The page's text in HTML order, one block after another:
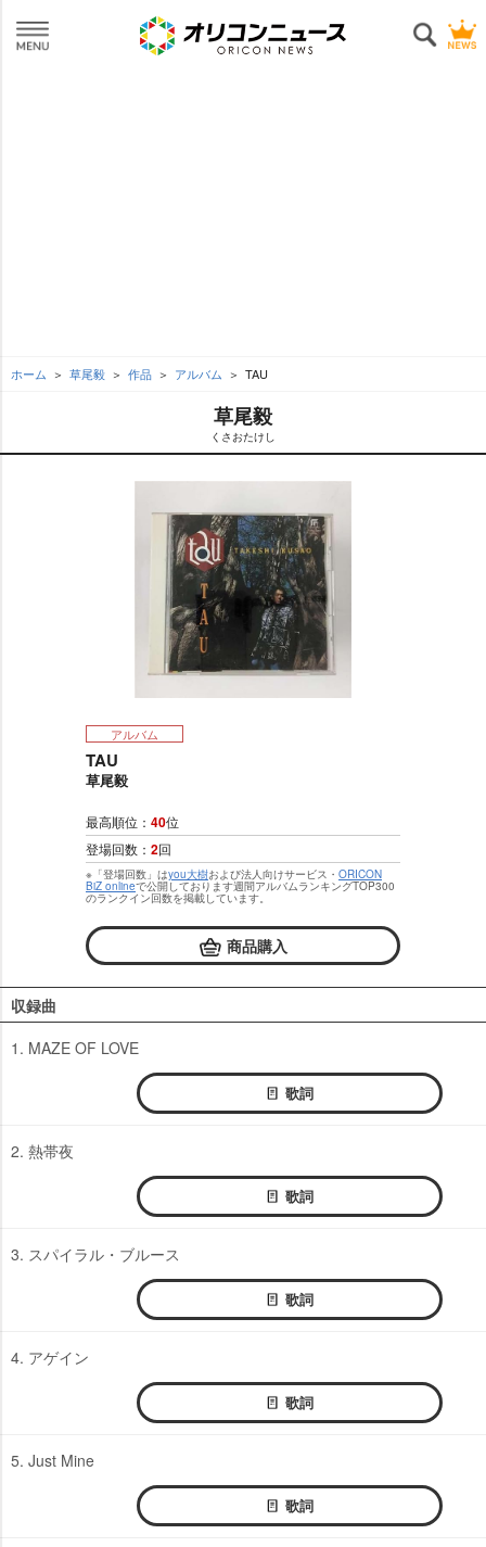
ホーム 草尾毅 作品 アルバム TAU
草尾毅
くさおたけし
アルバム
TAU
草尾毅
最高順位： 40位
登場回数： 2回
※「登場回数」はyou大樹および法人向けサービス・ ORICON
BiZ onlineで公開しております週間アルバムランキングTOP300
のランクイン回数を掲載しています。
商品購入
収録曲
1. MAZE OF LOVE
歌詞
2. 熱帯夜
歌詞
3. スパイラル・ブルース
歌詞
4. アゲイン
歌詞
5. Just Mine
歌詞